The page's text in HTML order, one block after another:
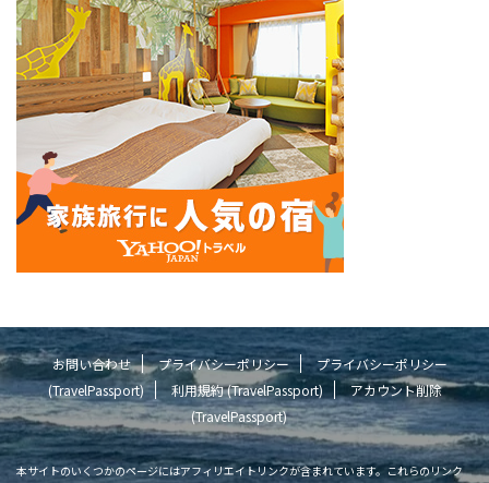
お問い合わせ プライバシーポリシー
プライバシーポリシー
(TravelPassport)
利用規約 (TravelPassport)
アカウント削除
(TravelPassport)
本サイトのいくつかのページにはアフィリエイトリンクが含まれています。これらのリンク